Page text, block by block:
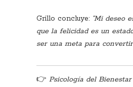
Grillo concluye: “Mi deseo
que la felicidad es un
ser una meta para
👉 Psicología del Bienestar